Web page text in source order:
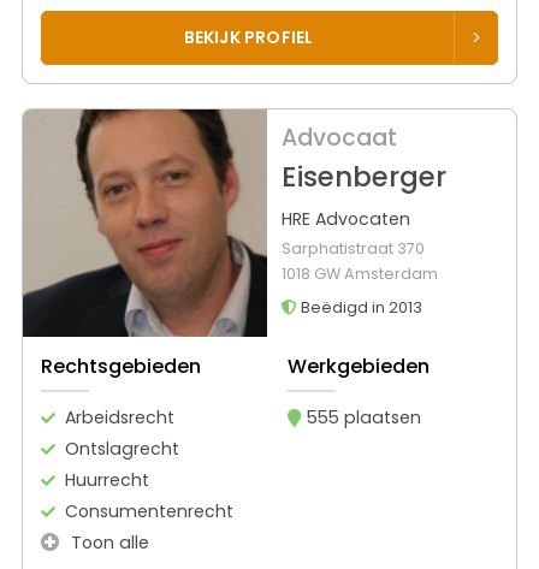
BEKIJK PROFIEL
Advocaat
Eisenberger
HRE Advocaten
Sarphatistraat 370
1018 GW Amsterdam
Beëdigd in 2013
Rechtsgebieden
Arbeidsrecht
Ontslagrecht
Huurrecht
Consumentenrecht
Toon alle
Werkgebieden
555 plaatsen